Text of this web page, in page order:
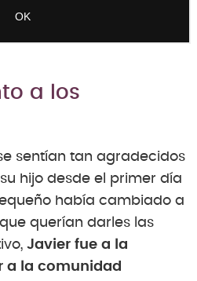
a los
sentían tan agradecidos
hijo desde el primer día
había cambiado a
querían darles las
Javier fue a la
a la comunidad